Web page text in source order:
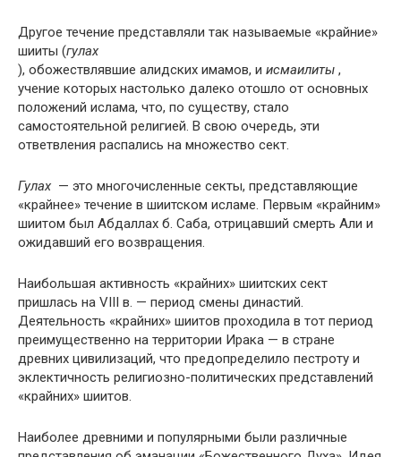
Другое течение представляли так называемые «крайние»
шииты (гулах
), обожествлявшие алидских имамов, и исмаилиты ,
учение которых настолько далеко отошло от основных
положений ислама, что, по существу, стало
самостоятельной религией. В свою очередь, эти
ответвления распались на множество сект.
Гулах — это многочисленные секты, представляющие
«крайнее» течение в шиитском исламе. Первым «крайним»
шиитом был Абдаллах б. Саба, отрицавший смерть Али и
ожидавший его возвращения.
Наибольшая активность «крайних» шиитских сект
пришлась на VIII в. — период смены династий.
Деятельность «крайних» шиитов проходила в тот период
преимущественно на территории Ирака — в стране
древних цивилизаций, что предопределило пестроту и
эклектичность религиозно-политических представлений
«крайних» шиитов.
Наиболее древними и популярными были различные